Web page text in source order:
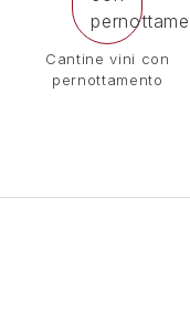
Cantine vini con
pernottamento